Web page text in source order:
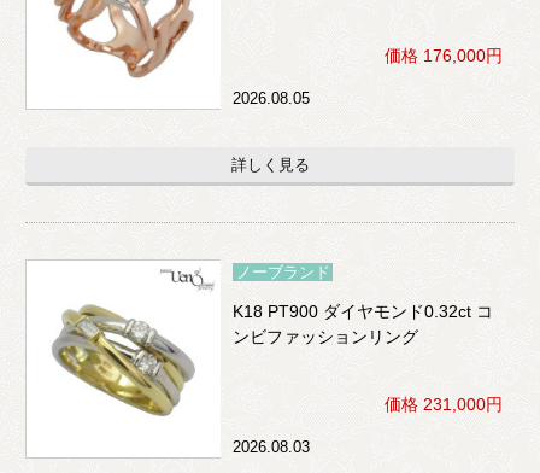
価格 176,000円
2026.08.05
詳しく見る
ノーブランド
K18 PT900 ダイヤモンド0.32ct コ
ンビファッションリング
価格 231,000円
2026.08.03